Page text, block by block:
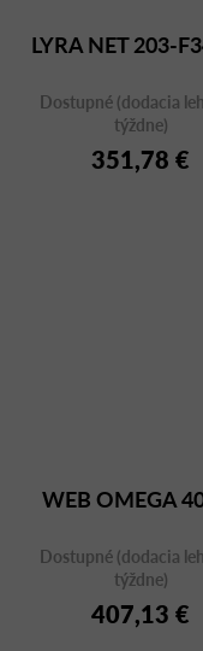
LYRA NET 203-
Dostupné (dodacia
týždne)
351,78 €
WEB OMEGA
Dostupné (dodacia
týždne)
407,13 €